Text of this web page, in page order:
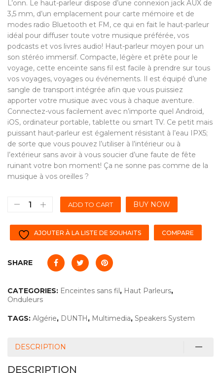
L’onn. Le haut-parleur dispose d’une connexion jack AUX de
3,5 mm, d’un emplacement pour carte mémoire et de
modes radio Bluetooth et FM, ce qui en fait le haut-parleur
idéal pour diffuser toute votre musique préférée, vos
podcasts et vos livres audio! Haut-parleur moyen pour un
son stéréo immersif. Compacte, légère et prête pour le
voyage, cette enceinte sans fil est facile à prendre sur tous
vos voyages, voyages ou événements. Il est équipé d’une
sangle de transport intégrée afin que vous puissiez
apporter votre musique avec vous à chaque aventure.
Connectez-vous facilement avec n’importe quel Android,
iOS, ordinateur portable, tablette ou smart TV. Ce petit mais
puissant haut-parleur est également résistant à l’eau IPX5;
de sorte que vous pouvez l’utiliser à l’intérieur ou à
l’extérieur sans avoir à vous soucier d’une faute de fête
ruinant votre bon moment! Ça ne sonne pas comme de la
musique à vos oreilles ?
ADD TO CART BUY NOW
AJOUTER À LA LISTE DE SOUHAITS COMPARE
SHARE
CATEGORIES: Enceintes sans fil, Haut Parleurs,
Onduleurs
TAGS: Algérie, DUNTH, Multimedia, Speakers System
DESCRIPTION
DESCRIPTION